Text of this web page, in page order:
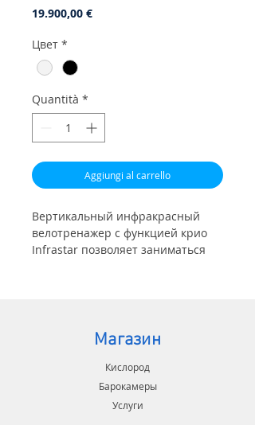
19.900,00 €Prezzo
Цвет *
Quantità *
Aggiungi al carrello
Вертикальный инфракрасный
велотренажер с функцией крио
Infrastar позволяет заниматься
- коллагенова лампа
- ароматерапия
- охлаждение крио до -20 (жидким
- Телевиденье и wifi
Магазин
Кислород
Барокамеры
Услуги